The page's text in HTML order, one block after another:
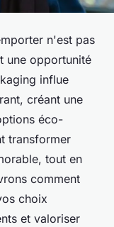
n'est pas
une opportunité
influe
créant une
éco-
transformer
tout en
comment
choix
et valoriser